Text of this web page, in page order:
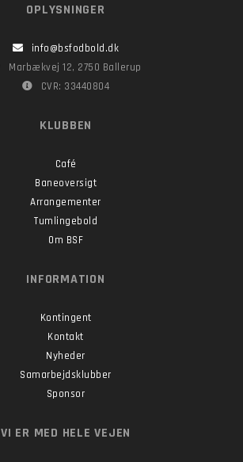
OPLYSNINGER
info@bsfodbold.dk
Marbækvej 12, 2750 Ballerup
CVR: 33440804
KLUBBEN
Café
Baneoversigt
Arrangementer
Tumlingebold
Om BSF
INFORMATION
Kontingent
Kontakt
Nyheder
Samarbejdsklubber
Sponsor
VI ER MED HELE VEJEN